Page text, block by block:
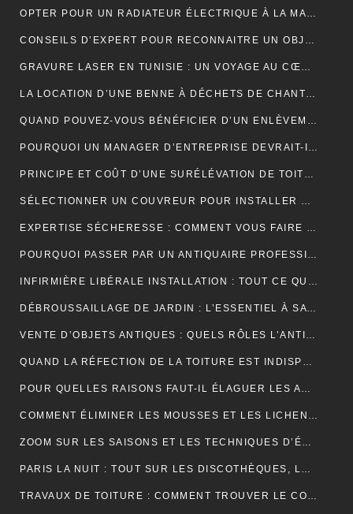
OPTER POUR UN RADIATEUR ÉLECTRIQUE À LA MAISON
CONSEILS D’EXPERT POUR RECONNAITRE UN OBJET ANCIEN AUTHENTIQUE
GRAVURE LASER EN TUNISIE : UN VOYAGE AU CŒUR DE LA PERSONNALISATION
LA LOCATION D’UNE BENNE À DÉCHETS DE CHANTIER POUR UNE ENTREPRISE
QUAND POUVEZ-VOUS BÉNÉFICIER D’UN ENLÈVEMENT D’ÉPAVE GRATUIT EN FRANCE ? : GUIDE COMPLET
POURQUOI UN MANAGER D’ENTREPRISE DEVRAIT-IL SUIVRE UNE FORMATION EN COMMUNICATION ?
PRINCIPE ET COÛT D’UNE SURÉLÉVATION DE TOITURE
SÉLECTIONNER UN COUVREUR POUR INSTALLER ET ENTRETENIR VOTRE TOIT
EXPERTISE SÉCHERESSE : COMMENT VOUS FAIRE INDEMNISER PAR VOTRE ASSURANCE HABITATION ?
POURQUOI PASSER PAR UN ANTIQUAIRE PROFESSIONNEL ?
INFIRMIÈRE LIBÉRALE INSTALLATION : TOUT CE QUE VOUS DEVEZ SAVOIR
DÉBROUSSAILLAGE DE JARDIN : L’ESSENTIEL À SAVOIR SUR CETTE OPÉRATION
VENTE D’OBJETS ANTIQUES : QUELS RÔLES L’ANTIQUAIRE ASSURE-T-IL ?
QUAND LA RÉFECTION DE LA TOITURE EST INDISPENSABLE?
POUR QUELLES RAISONS FAUT-IL ÉLAGUER LES ARBUSTES ET LES ARBRES ?
COMMENT ÉLIMINER LES MOUSSES ET LES LICHENS ACCUMULÉS SUR LE TOIT ?
ZOOM SUR LES SAISONS ET LES TECHNIQUES D’ÉLAGAGE D’ARBRE
PARIS LA NUIT : TOUT SUR LES DISCOTHÈQUES, LES BARS ET LA VIE NOCTURNE
TRAVAUX DE TOITURE : COMMENT TROUVER LE COUVREUR IDÉAL?